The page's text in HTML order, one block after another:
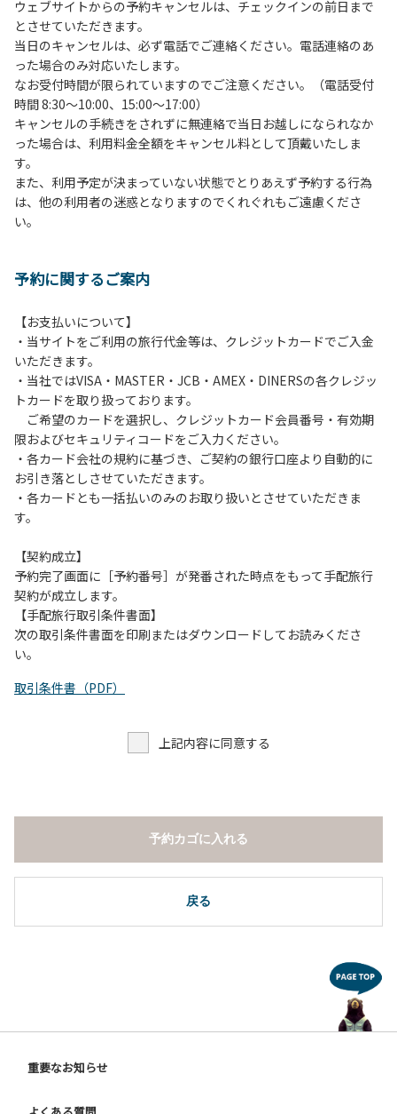
３、テントサイト（多目的広場を含む。）の使用は、事前に
予約いただいた方のみで、連泊の方を除き、正午からです。
基本的に、テント1張りにつき1区画の予約をお願いします。
管理棟にてチェックインの手続きを行ってください。午後3
時前にお越しの方は、午後3時になりましたら管理棟にて手
続きを行ってください。午後5時過ぎにお越しの方は、翌朝
手続きを行ってください。
４、車両は、荷物の積み下ろし時以外は、駐車場にとめてく
ださい。
５、チェックアウトは、午前10時まで（日帰り使用の場合は
午後5時まで）です。チェックインの手続きを行っていない
方や使用人数が増えた場合は、必ず手続きを行ってくださ
ら午前10時までの間にゴミステーションに出してください。
は、お持ち帰りをお願いします。
【禁止事項】
カラオケ、発電機、地面での直火による焚き火、キャンプフ
ァイヤー、打ち上げ式花火、テントサウナの設置
【注意事項】
当キャンプ場のそばを流れる歴舟川は、上流で雨が降ると短
時間で増水し、川原で遊んでいると大変危険な状態になりや
すく、過去にも増水により人が流される事故が数件起きてい
（１）川原にテントやタープを張らない。
（２）雨が降ったときは川原で遊ばない。
（３）カムイコタン公園キャンプ場で雨が降らなくても、上
流で雨が降り急に増水することがあるので、水の濁りに注意
し、濁り始めたときには直ちに川原での遊びを中止する。
（４）キャンプ場の管理者や地元住民から川についての注意
ウェブサイトからの予約キャンセルは、チェックインの前日まで
とさせていただきます。
当日のキャンセルは、必ず電話でご連絡ください。電話連絡のあ
った場合のみ対応いたします。
なお受付時間が限られていますのでご注意ください。（電話受付
時間 8:30～10:00、15:00～17:00）
キャンセルの手続きをされずに無連絡で当日お越しになられなか
った場合は、利用料金全額をキャンセル料として頂戴いたしま
す。
また、利用予定が決まっていない状態でとりあえず予約する行為
は、他の利用者の迷惑となりますのでくれぐれもご遠慮くださ
い。
予約に関するご案内
【お支払いについて】
・当サイトをご利用の旅行代金等は、クレジットカードでご入金
いただきます。
・当社ではVISA・MASTER・JCB・AMEX・DINERSの各クレジッ
トカードを取り扱っております。
ご希望のカードを選択し、クレジットカード会員番号・有効期
限およびセキュリティコードをご入力ください。
・各カード会社の規約に基づき、ご契約の銀行口座より自動的に
お引き落としさせていただきます。
・各カードとも一括払いのみのお取り扱いとさせていただきま
す。
【契約成立】
予約完了画面に［予約番号］が発番された時点をもって手配旅行
契約が成立します。
【手配旅行取引条件書面】
次の取引条件書面を印刷またはダウンロードしてお読みくださ
い。
取引条件書（PDF）
上記内容に同意する
戻る
予約カゴに入れる
重要なお知らせ